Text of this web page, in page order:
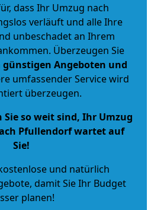
dass Ihr Umzug nach
verläuft und alle Ihre
unbeschadet an Ihrem
Überzeugen Sie
günstigen Angeboten und
umfassender Service wird
überzeugen.
Sie so weit sind, Ihr Umzug
Pfullendorf wartet auf
Sie!
und natürlich
, damit Sie Ihr Budget
planen!